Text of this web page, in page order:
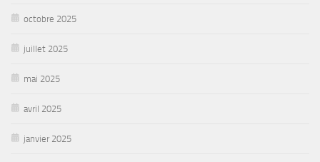
octobre 2025
juillet 2025
mai 2025
avril 2025
janvier 2025